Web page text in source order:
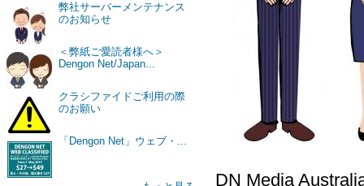
弊社サーバーメンテナンス
のお知らせ
＜弊紙ご愛読者様へ＞
Dengon Net/Japan...
クラシファイドご利用の際
のお願い
「Dengon Net」ウェブ・...
DN Media